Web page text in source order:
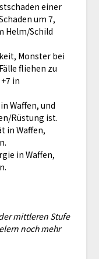
einer
um 7,
Helm/Schild
Monster bei
fliehen zu
in
Waffen, und
Rüstung ist.
in Waffen,
in Waffen,
mittleren Stufe
noch mehr